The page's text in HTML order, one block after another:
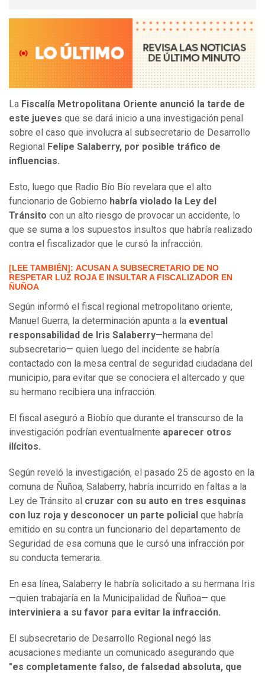
La Fiscalía Metropolitana Oriente anunció la tarde de
este jueves que se dará inicio a una investigación penal
sobre el caso que involucra al subsecretario de Desarrollo
Regional Felipe Salaberry, por posible tráfico de
influencias.
Esto, luego que Radio Bío Bío revelara que el alto
funcionario de Gobierno habría violado la Ley del
Tránsito con un alto riesgo de provocar un accidente, lo
que se suma a los supuestos insultos que habría realizado
contra el fiscalizador que le cursó la infracción.
[LEE TAMBIÉN]: ACUSAN A SUBSECRETARIO DE NO
RESPETAR LUZ ROJA E INSULTAR A FISCALIZADOR EN
ÑUÑOA
Según informó el fiscal regional metropolitano oriente,
Manuel Guerra, la determinación apunta a la eventual
responsabilidad de Iris Salaberry—hermana del
subsecretario— quien luego del incidente se habría
contactado con la mesa central de seguridad ciudadana del
municipio, para evitar que se conociera el altercado y que
su hermano recibiera una infracción.
El fiscal aseguró a Biobío que durante el transcurso de la
investigación podrían eventualmente aparecer otros
ilícitos.
Según reveló la investigación, el pasado 25 de agosto en la
comuna de Ñuñoa, Salaberry, habría incurrido en faltas a la
Ley de Tránsito al cruzar con su auto en tres esquinas
con luz roja y desconocer un parte policial que habría
emitido en su contra un funcionario del departamento de
Seguridad de esa comuna que le cursó una infracción por
su conducta temeraria.
En esa línea, Salaberry le habría solicitado a su hermana Iris
—quien trabajaría en la Municipalidad de Ñuñoa— que
interviniera a su favor para evitar la infracción.
El subsecretario de Desarrollo Regional negó las
acusaciones mediante un comunicado asegurando que
"es completamente falso, de falsedad absoluta, que